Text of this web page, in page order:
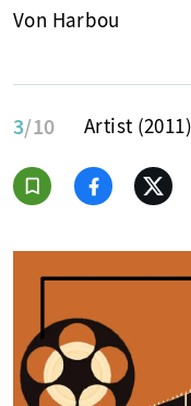
Von Harbou
3/10 Artist (2011)